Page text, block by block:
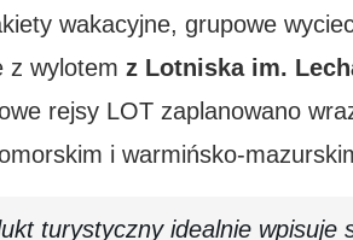
wakacyjne, grupowe
z wylotem z Lotniska im.
rejsy LOT zaplanowano
i warmińsko-
turystyczny idealnie wpisuje